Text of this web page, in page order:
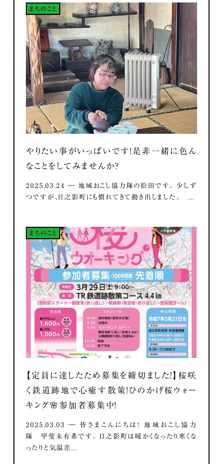
まちのこと
やりたい事がいっぱいです！是非一緒に色ん
なことをしてみませんか？
2025.03.24 ― 地域おこし協力隊の松田です。 少しず
つですが、日之影町にも慣れてきて動き出しました。 ...
まちのこと
【定員に達したため募集を締切ました！】桜咲
く鉄道跡地で心癒す散策！ひのかげ桜ウォー
キング🌸参加者募集中！
2025.03.03 ― 皆さまこんにちは！ 地域おこし協力
隊 甲斐未有希です。 日之影町は暖かくなったり寒くな
ったりと気温差...